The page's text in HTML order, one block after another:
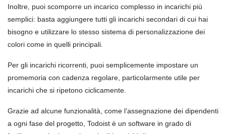
Inoltre, puoi scomporre un incarico complesso in incarichi più
semplici: basta aggiungere tutti gli incarichi secondari di cui hai
bisogno e utilizzare lo stesso sistema di personalizzazione dei
colori come in quelli principali.
Per gli incarichi ricorrenti, puoi semplicemente impostare un
promemoria con cadenza regolare, particolarmente utile per
incarichi che si ripetono ciclicamente.
Grazie ad alcune funzionalità, come l’assegnazione dei dipendenti
a ogni fase del progetto, Todoist è un software in grado di